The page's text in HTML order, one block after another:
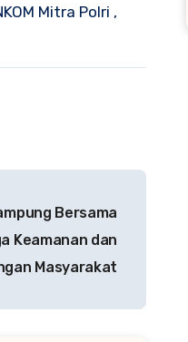
Mitra Polri ,
Bersama
Keamanan dan
Masyarakat